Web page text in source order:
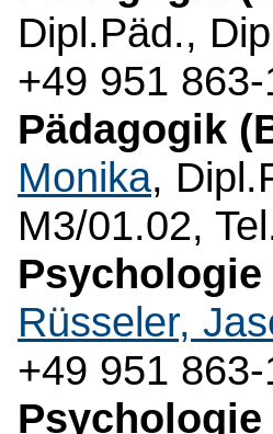
Dipl.Päd.,
+49 951
Pädagogik
Monika,
M3/01.02,
Rüsseler,
+49 951